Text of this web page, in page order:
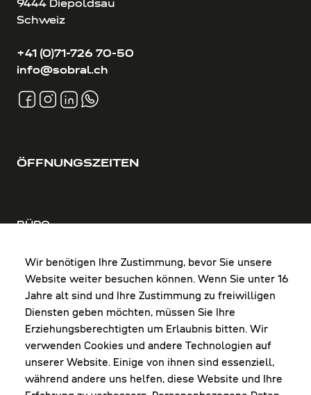
Wir benötigen Ihre Zustimmung, bevor Sie unsere
Website weiter besuchen können. Wenn Sie unter 16
Jahre alt sind und Ihre Zustimmung zu freiwilligen
Diensten geben möchten, müssen Sie Ihre
Erziehungsberechtigten um Erlaubnis bitten. Wir
verwenden Cookies und andere Technologien auf
unserer Website. Einige von ihnen sind essenziell,
während andere uns helfen, diese Website und Ihre
9444 Diepoldsau
Schweiz
+41 (0)71-726 70-50
info@sobral.ch
ÖFFNUNGSZEITEN
BÜRO
FR: 8:00-12:00 & 13:00-16:00 Uhr
Shop Diepoldsau
MO-Do: 8:00-12:00 & 13:00-17:30 Uhr
Fr: 8:00-16:00 Uhr
1. Samstag im Monat: 9:00-16:00 Uhr